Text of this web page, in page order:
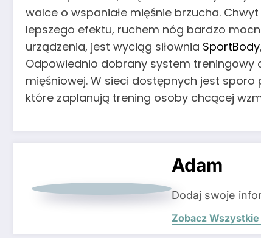
walce o wspaniałe mięśnie brzucha.
lepszego efektu, ruchem nóg bardzo
urządzenia, jest wyciąg siłownia SportBody
Odpowiednio dobrany system treningowy
mięśniowej. W sieci dostępnych jest
które zaplanują trening osoby chcącej
Adam
Dodaj swoje
Zobacz